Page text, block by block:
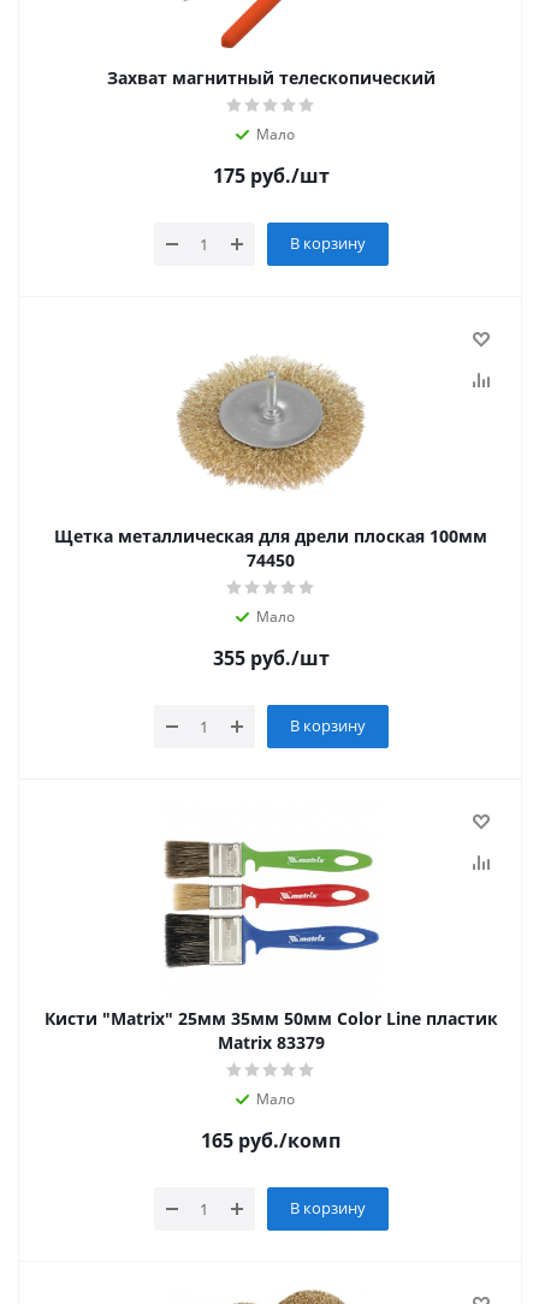
Захват магнитный телескопический
Мало
175руб./шт
В корзину
Щетка металлическая для дрели плоская 100мм
74450
Мало
355руб./шт
В корзину
Кисти "Matrix" 25мм 35мм 50мм Color Line пластик
Matrix 83379
Мало
165 руб./комп
В корзину